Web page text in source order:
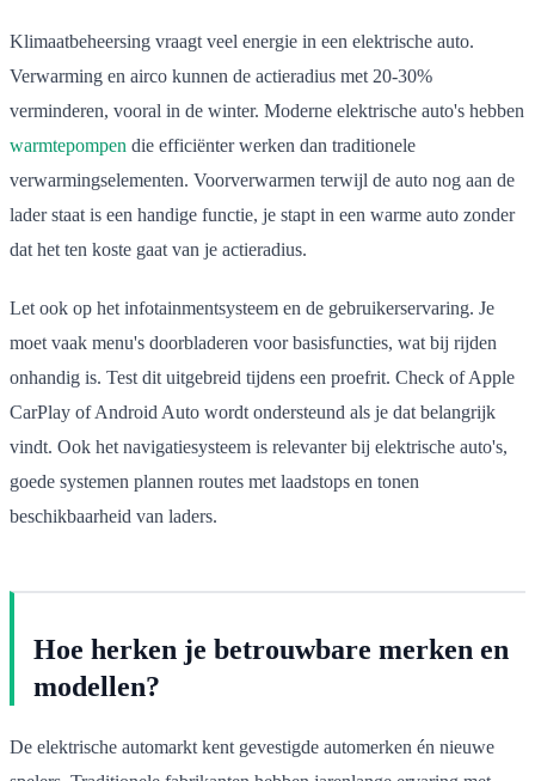
Klimaatbeheersing vraagt veel energie in een elektrische auto.
Verwarming en airco kunnen de actieradius met 20-30%
verminderen, vooral in de winter. Moderne elektrische auto's hebben
warmtepompen die efficiënter werken dan traditionele
verwarmingselementen. Voorverwarmen terwijl de auto nog aan de
lader staat is een handige functie, je stapt in een warme auto zonder
dat het ten koste gaat van je actieradius.
Let ook op het infotainmentsysteem en de gebruikerservaring. Je
moet vaak menu's doorbladeren voor basisfuncties, wat bij rijden
onhandig is. Test dit uitgebreid tijdens een proefrit. Check of Apple
CarPlay of Android Auto wordt ondersteund als je dat belangrijk
vindt. Ook het navigatiesysteem is relevanter bij elektrische auto's,
goede systemen plannen routes met laadstops en tonen
beschikbaarheid van laders.
Hoe herken je betrouwbare merken en
modellen?
De elektrische automarkt kent gevestigde automerken én nieuwe